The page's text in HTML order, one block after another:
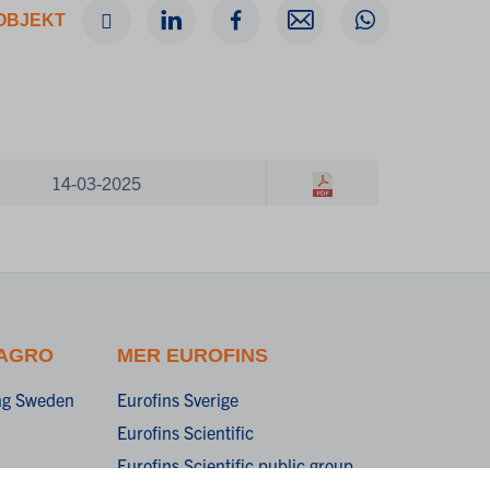
14-03-2025
Sweden
MER EUROFINS
Eurofins Sverige
Eurofins Scientific
Eurofins Scientific public group